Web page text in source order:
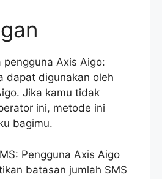
pengguna Axis Aigo:
dapat digunakan oleh
Jika kamu tidak
ini, metode ini
bagimu.
Pengguna Axis Aigo
batasan jumlah SMS